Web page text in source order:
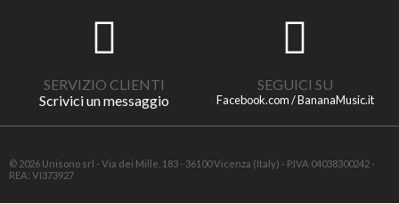
SERVIZIO CLIENTI
Scrivici un messaggio
SEGUICI SU
Facebook.com / BananaMusic.it
© 2026 Unisono srl - Via dei Mille, 183 - 36100 Vicenza (Italy) - P.IVA 04038300242 -
REA: VI373927